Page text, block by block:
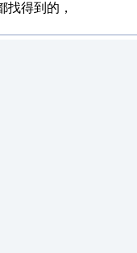
找得到的，